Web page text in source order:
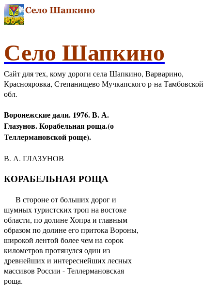
Село Шапкино
Сайт для тех, кому дороги села Шапкино, Варварино,
Краснояровка, Степанищево Мучкапского р-на Тамбовской
обл.
Воронежские дали. 1976. В. А.
Глазунов. Корабельная роща.(о
Теллермановской роще).
В. А. ГЛАЗУНОВ
КОРАБЕЛЬНАЯ РОЩА
В стороне от больших дорог и
шумных туристских троп на востоке
области, по долине Хопра и главным
образом по до­лине его притока Вороны,
широкой лентой более чем на сорок
километров протянулся один из
древнейших и интересней­ших лесных
массивов России - Теллермановская
роща.